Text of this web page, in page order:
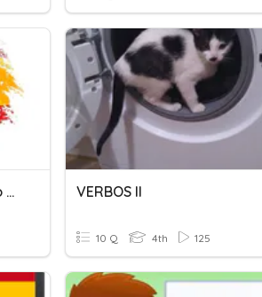
Verbos Regulares En Tiempo Presente VERBOS II
10 Q 4th 125